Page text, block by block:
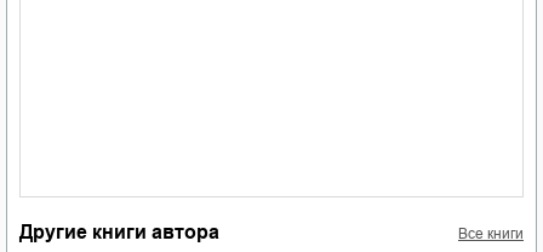
Другие книги автора Все книги